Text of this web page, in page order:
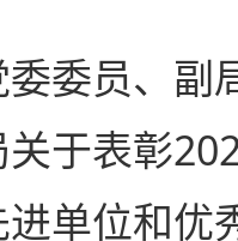
委员、副
关于表彰
单位和优